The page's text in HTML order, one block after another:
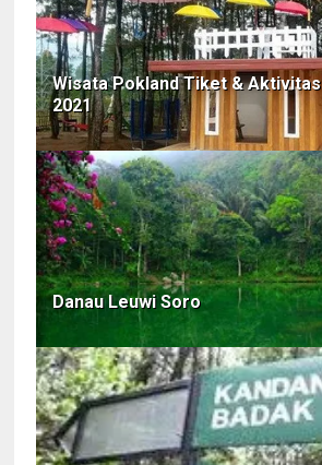
Wisata Pokland Tiket &
2021
Danau Leuwi Soro